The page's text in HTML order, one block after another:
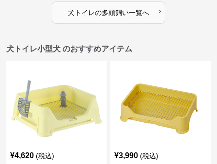
犬トイレの多頭飼い一覧へ ›
犬トイレ小型犬 のおすすめアイテム
¥4,620 (税込) ¥3,990 (税込)